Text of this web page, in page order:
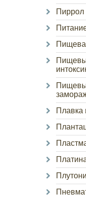
Пиррол
Плавка